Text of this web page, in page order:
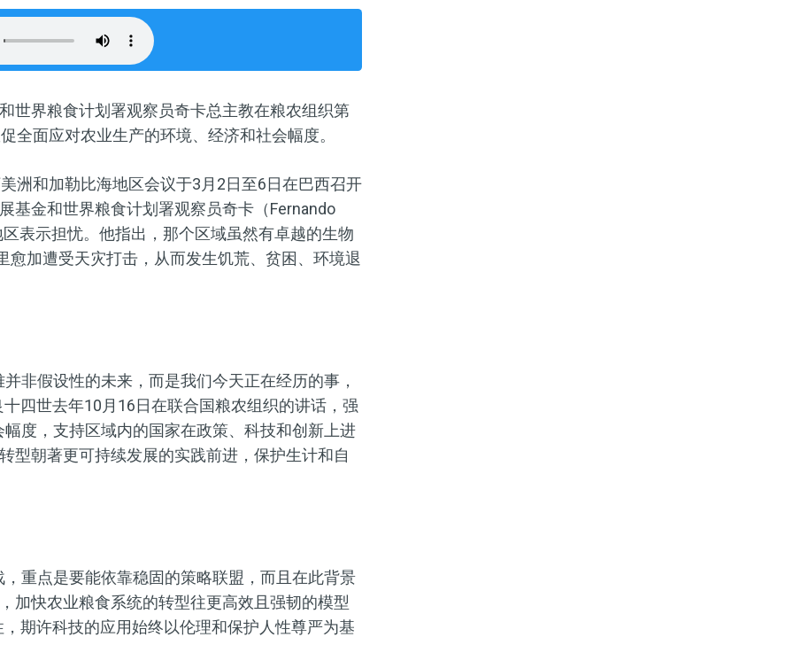
世界粮食计划署观察员奇卡总主教在粮农组织第
全面应对农业生产的环境、经济和社会幅度。
洲和加勒比海地区会议于3月2日至6日在巴西召开
基金和世界粮食计划署观察员奇卡（Fernando
表示担忧。他指出，那个区域虽然有卓越的生物
愈加遭受天灾打击，从而发生饥荒、贫困、环境退
非假设性的未来，而是我们今天正在经历的事，
四世去年10月16日在联合国粮农组织的讲话，强
度，支持区域内的国家在政策、科技和创新上进
型朝著更可持续发展的实践前进，保护生计和自
重点是要能依靠稳固的策略联盟，而且在此背景
加快农业粮食系统的转型往更高效且强韧的模型
期许科技的应用始终以伦理和保护人性尊严为基